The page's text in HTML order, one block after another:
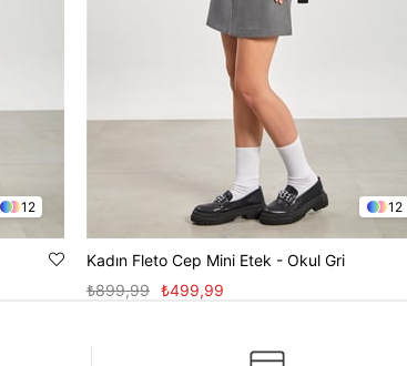
12 12
Kadın Fleto Cep Mini Etek - Okul Gri
₺499,99
₺899,99